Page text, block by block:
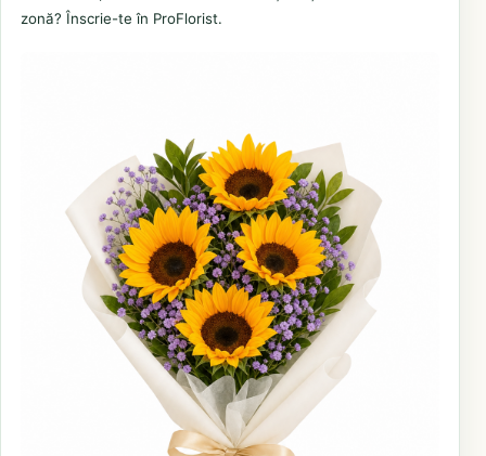
zonă? Înscrie-te în ProFlorist.